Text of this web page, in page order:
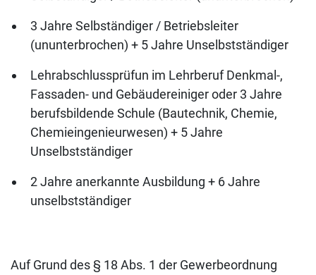
3 Jahre Selbständiger / Betriebsleiter
(ununterbrochen) + 5 Jahre Unselbstständiger
Lehrabschlussprüfun im Lehrberuf Denkmal-,
Fassaden- und Gebäudereiniger oder 3 Jahre
berufsbildende Schule (Bautechnik, Chemie,
Chemieingenieurwesen) + 5 Jahre
Unselbstständiger
2 Jahre anerkannte Ausbildung + 6 Jahre
unselbstständiger
Auf Grund des § 18 Abs. 1 der Gewerbeordnung